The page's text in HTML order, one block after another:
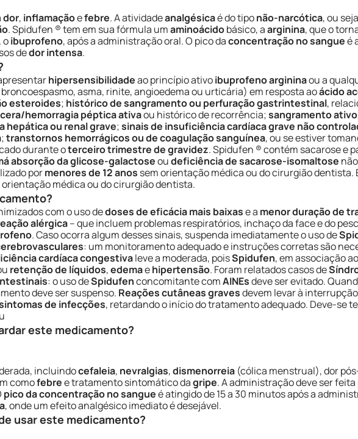
dor, inflamaçãoefebre. A atividadeanalgésicaé do tiponão-narcótica, ou
. Spidufen ® tem em sua fórmula umaminoácidobásico, aarginina, que o
oibuprofeno, após a administração oral. O pico daconcentração no sangueé
dedor intensa.
hipersensibilidadeao princípio ativoibuprofeno argininaou a
broncoespasmo, asma, rinite, angioedema ou urticária) em resposta aoácido
esteroides; histórico de sangramento ou perfuração gastrintestinal,
hemorragia péptica ativaou histórico de recorrência;sangramento ativo
hepática ou renal grave;sinais de insuficiência cardíaca grave não
;transtornos hemorrágicos ou de coagulação sanguínea, ou se estiver
durante oterceiro trimestre de gravidez. Spidufen ® contém sacarose e
absorção da glicose-galactoseoudeficiência de sacarose-isomaltose
pormenores de 12 anos sem orientação médica ou do cirurgião dentista.
orientação médica ou do cirurgião dentista.
com o uso dedoses de eficácia mais baixase a menor duração de
alérgica– que incluem problemas respiratórios, inchaço da face e do
. Caso ocorra algum desses sinais, suspenda imediatamente o uso de
: um monitoramento adequado e instruções corretas são
cardíaca congestivaleve a moderada, poisSpidufen, em associação
retenção de líquidos,edemaehipertensão. Foram relatados casos de
: o uso deSpidufenconcomitante comAINEsdeve ser evitado.
deve ser suspenso. Reações cutâneas gravesdevem levar à
de infecções, retardando o início do tratamento adequado. Deve-se
este medicamento?
incluindocefaleia, nevralgias,dismenorreia (cólica menstrual), dor
comofebree tratamento sintomático dagripe. A administração deve ser feita
pico da concentração no sangueé atingido de 15 a 30 minutos após a
, onde um efeito analgésico imediato é desejável.
usar este medicamento?